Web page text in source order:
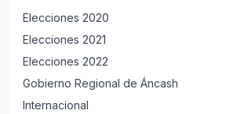
Elecciones 2020
Elecciones 2021
Elecciones 2022
Gobierno Regional de Áncash
Internacional